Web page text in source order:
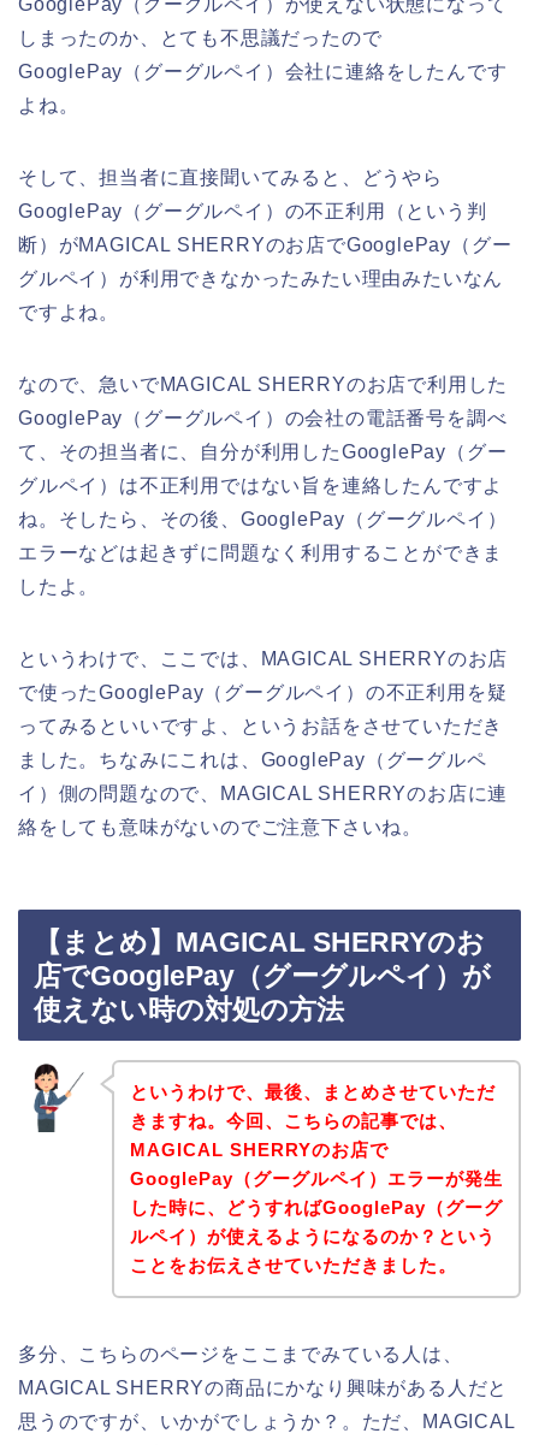
しまったのか、とても不思議だったので
GooglePay（グーグルペイ）会社に連絡をしたんです
よね。
そして、担当者に直接聞いてみると、どうやら
GooglePay（グーグルペイ）の不正利用（という判
断）がMAGICAL SHERRYのお店でGooglePay（グー
グルペイ）が利用できなかったみたい理由みたいなん
ですよね。
なので、急いでMAGICAL SHERRYのお店で利用した
GooglePay（グーグルペイ）の会社の電話番号を調べ
て、その担当者に、自分が利用したGooglePay（グー
グルペイ）は不正利用ではない旨を連絡したんですよ
ね。そしたら、その後、GooglePay（グーグルペイ）
エラーなどは起きずに問題なく利用することができま
したよ。
というわけで、ここでは、MAGICAL SHERRYのお店
で使ったGooglePay（グーグルペイ）の不正利用を疑
ってみるといいですよ、というお話をさせていただき
ました。ちなみにこれは、GooglePay（グーグルペ
イ）側の問題なので、MAGICAL SHERRYのお店に連
絡をしても意味がないのでご注意下さいね。
【まとめ】MAGICAL SHERRYのお
店でGooglePay（グーグルペイ）が
使えない時の対処の方法
というわけで、最後、まとめさせていただ
きますね。今回、こちらの記事では、
MAGICAL SHERRYのお店で
GooglePay（グーグルペイ）エラーが発生
した時に、どうすればGooglePay（グーグ
ルペイ）が使えるようになるのか？という
ことをお伝えさせていただきました。
多分、こちらのページをここまでみている人は、
MAGICAL SHERRYの商品にかなり興味がある人だと
思うのですが、いかがでしょうか？。ただ、MAGICAL